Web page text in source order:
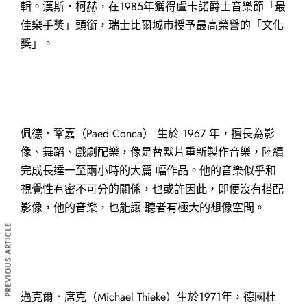
輯。漢斯．柯赫，在1985年獲得盧卡諾爵士音樂節「最
佳樂手獎」頭銜，瑞士比爾城市授予最高榮譽的「文化
獎」。
佩德．鞏嘉（Paed Conca） 生於 1967 年，擅長為影
像、舞蹈、戲劇配樂，像是替默片重新製作音樂，陸續
完成長達一至兩小時的大篇 幅作品。他的音樂似乎和
視覺性有密不可分的關係，也或許因此，即便沒有搭配
影像，他的音樂，也能讓 聽者有極大的想像空間。
邁克爾．席克（Michael Thieke）生於1971年，德國杜
PREVIOUS ARTICLE